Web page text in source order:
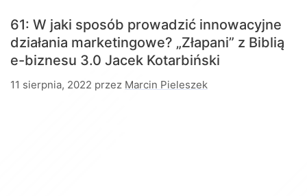
61: W jaki sposób prowadzić innowacyjne
działania marketingowe? „Złapani” z Biblią
e-biznesu 3.0 Jacek Kotarbiński
11 sierpnia, 2022 przez Marcin Pieleszek